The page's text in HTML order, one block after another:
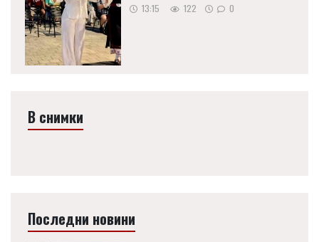
13:15 122 0
В снимки
Последни новини